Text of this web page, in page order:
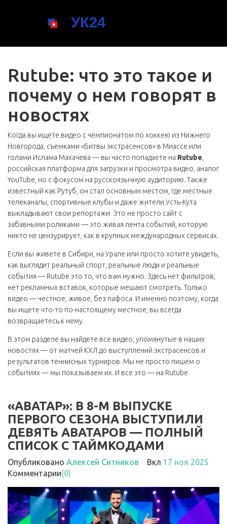
Rutube: что это такое и
почему о нем говорят в
новостях
Когда вы ищете видео с чемпионатом по хоккею из Нижнего
Новгорода, съемками «Битвы экстрасенсов» в Миассе или
голами Ислама Махачева — вы часто попадаете на Rutube
российская платформа для загрузки и просмотра видео, аналог
YouTube, но с фокусом на русскоязычную аудиторию. Также
известный как Рутуб , он стал основным местом, где местные
телеканалы, спортивные клубы и даже жители Усть-Кута
выкладывают свои репортажи. Это не просто сайт с
забавными роликами — это живая лента событий, которую
никто не цензурирует, как в крупных международных сервисах.
Если вы живете в Сибири, на Урале или просто хотите увидеть,
как выглядит реальный спорт, реальные люди и реальные
события — Rutube это то, что вам нужно. Здесь нет фильтров,
нет рекламных вставок, которые мешают смотреть. Только
видео — честное, живое, без пафоса. И именно поэтому, когда
вы ищете что-то по-настоящему местное, вы всегда
возвращаетесь к нему.
В этом разделе вы найдете все видео, упомянутые в наших
новостях — от матчей КХЛ до выступлений экстрасенсов и
результатов теннисных турниров. Мы не просто пишем о
событиях — мы показываем их. И все это — на Rutube.
«АВАТАР»: В 8-М ВЫПУСКЕ
ПЕРВОГО СЕЗОНА ВЫСТУПИЛИ
ДЕВЯТЬ АВАТАРОВ — ПОЛНЫЙ
СПИСОК С ТАЙМКОДАМИ
Опубликовано Алексей Ситников Вкл 17 ноя 2025
Комментарии(0)